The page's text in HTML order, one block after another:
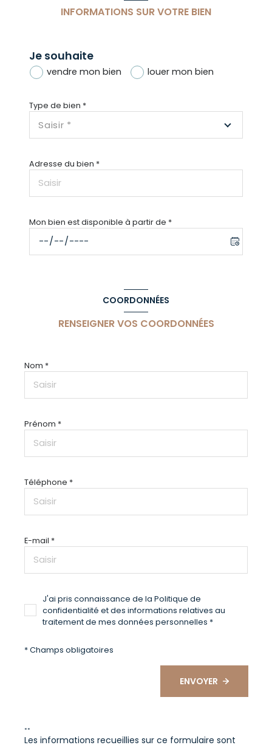
INFORMATIONS SUR VOTRE BIEN
Je souhaite
vendre mon bien louer mon bien
Type de bien *
Saisir *
Adresse du bien *
Mon bien est disponible à partir de *
COORDONNÉES
RENSEIGNER VOS COORDONNÉES
Nom *
Prénom *
Téléphone *
E-mail *
J'ai pris connaissance de la Politique de
confidentialité et des informations relatives au
traitement de mes données personnelles *
* Champs obligatoires
ENVOYER
**
Les informations recueillies sur ce formulaire sont